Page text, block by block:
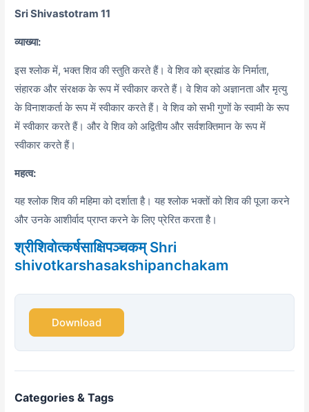
Sri Shivastotram 11
व्याख्या:
इस श्लोक में, भक्त शिव की स्तुति करते हैं। वे शिव को ब्रह्मांड के निर्माता,
संहारक और संरक्षक के रूप में स्वीकार करते हैं। वे शिव को अज्ञानता और मृत्यु
के विनाशकर्ता के रूप में स्वीकार करते हैं। वे शिव को सभी गुणों के स्वामी के रूप
में स्वीकार करते हैं। और वे शिव को अद्वितीय और सर्वशक्तिमान के रूप में
स्वीकार करते हैं।
महत्व:
यह श्लोक शिव की महिमा को दर्शाता है। यह श्लोक भक्तों को शिव की पूजा करने
और उनके आशीर्वाद प्राप्त करने के लिए प्रेरित करता है।
श्रीशिवोत्कर्षसाक्षिपञ्चकम् Shri
shivotkarshasakshipanchakam
Download
Categories & Tags